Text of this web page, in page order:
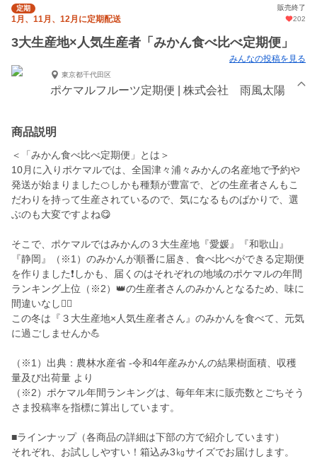
定期 販売終了
1月、11月、12月に定期配送 202
3大生産地×人気生産者「みかん食べ比べ定期便」
みんなの投稿を見る
東京都千代田区
ポケマルフルーツ定期便 | 株式会社 雨風太陽
商品説明
＜「みかん食べ比べ定期便」とは＞
10月に入りポケマルでは、全国津々浦々みかんの名産地で予約や
発送が始まりました🍊しかも種類が豊富で、どの生産者さんもこ
だわりを持って生産されているので、気になるものばかりで、選
ぶのも大変ですよね😋
そこで、ポケマルではみかんの３大生産地『愛媛』『和歌山』
『静岡』（※1）のみかんが順番に届き、食べ比べができる定期便
を作りました❗しかも、届くのはそれぞれの地域のポケマルの年間
ランキング上位（※2）👑の生産者さんのみかんとなるため、味に
間違いなし🙆‍♀️
この冬は『３大生産地×人気生産者さん』のみかんを食べて、元気
に過ごしませんか💪
（※1）出典：農林水産省 -令和4年産みかんの結果樹面積、収穫
量及び出荷量 より
（※2）ポケマル年間ランキングは、毎年年末に販売数とごちそう
さま投稿率を指標に算出しています。
■ラインナップ（各商品の詳細は下部の方で紹介しています）
それぞれ、お試ししやすい！箱込み3㎏サイズでお届けします。